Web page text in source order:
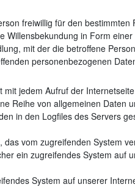
freiwillig für den bestimmten
Willensbekundung in Form
mit der die betroffene
personenbezogenen
jedem Aufruf der
Reihe von allgemeinen Daten
in den Logfiles des Servers
vom zugreifenden System
ein zugreifendes System auf
System auf unserer